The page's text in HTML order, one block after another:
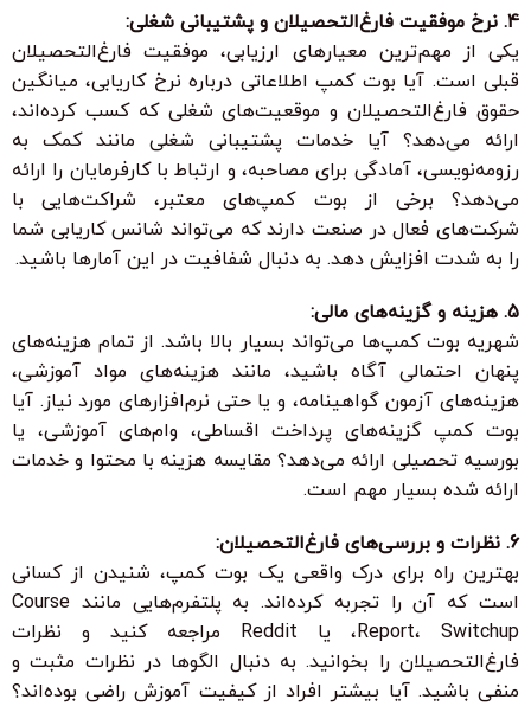
4. نرخ موفقیت فارغ‌التحصیلان و پشتیبانی شغلی:
یکی از مهم‌ترین معیارهای ارزیابی، موفقیت فارغ‌التحصیلان
قبلی است. آیا بوت کمپ اطلاعاتی درباره نرخ کاریابی، میانگین
حقوق فارغ‌التحصیلان و موقعیت‌های شغلی که کسب کرده‌اند،
ارائه می‌دهد؟ آیا خدمات پشتیبانی شغلی مانند کمک به
رزومه‌نویسی، آمادگی برای مصاحبه، و ارتباط با کارفرمایان را ارائه
می‌دهد؟ برخی از بوت کمپ‌های معتبر، شراکت‌هایی با
شرکت‌های فعال در صنعت دارند که می‌تواند شانس کاریابی شما
را به شدت افزایش دهد. به دنبال شفافیت در این آمارها باشید.
5. هزینه و گزینه‌های مالی:
شهریه بوت کمپ‌ها می‌تواند بسیار بالا باشد. از تمام هزینه‌های
پنهان احتمالی آگاه باشید، مانند هزینه‌های مواد آموزشی،
هزینه‌های آزمون گواهینامه، و یا حتی نرم‌افزارهای مورد نیاز. آیا
بوت کمپ گزینه‌های پرداخت اقساطی، وام‌های آموزشی، یا
بورسیه تحصیلی ارائه می‌دهد؟ مقایسه هزینه با محتوا و خدمات
ارائه شده بسیار مهم است.
6. نظرات و بررسی‌های فارغ‌التحصیلان:
بهترین راه برای درک واقعی یک بوت کمپ، شنیدن از کسانی
است که آن را تجربه کرده‌اند. به پلتفرم‌هایی مانند Course
Report، Switchup، یا Reddit مراجعه کنید و نظرات
فارغ‌التحصیلان را بخوانید. به دنبال الگوها در نظرات مثبت و
منفی باشید. آیا بیشتر افراد از کیفیت آموزش راضی بوده‌اند؟